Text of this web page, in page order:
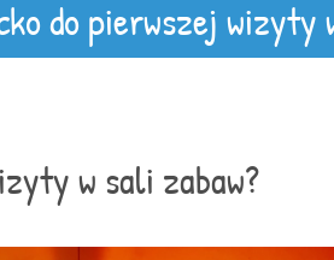
do pierwszej wizyty
w sali zabaw?